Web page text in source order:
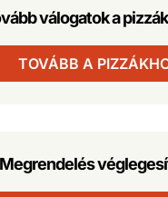
válogatok a
TOVÁBB A
Megrendelés